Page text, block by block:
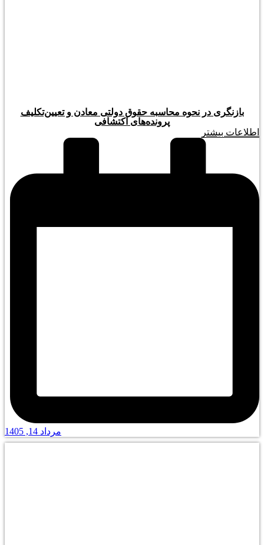
بازنگری در نحوه محاسبه حقوق دولتی معادن و تعیین‌تکلیف
پرونده‌های اکتشافی
اطلاعات بیشتر
مرداد 14, 1405